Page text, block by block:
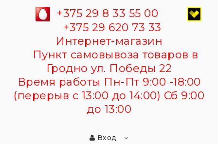
+375 29 8 33 55 00
+375 29 620 73 33
Интернет-магазин
Пункт самовывоза товаров в
Гродно ул. Победы 22
Время работы Пн-Пт 9:00 -18:00
(перерыв с 13:00 до 14:00) Сб 9:00
до 13:00
Вход